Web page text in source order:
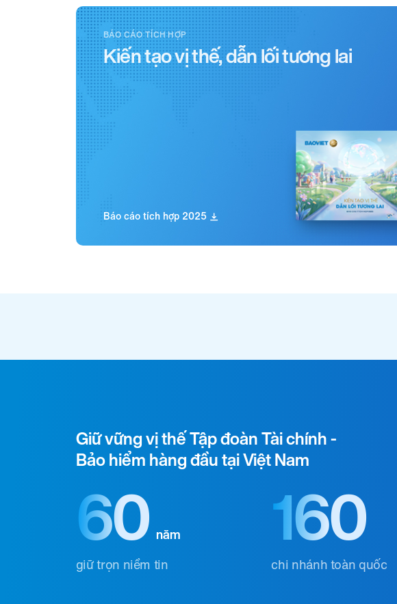
BÁO CÁO TÍCH HỢP
Kiến tạo vị thế, dẫn lối tương lai
Báo cáo tích hợp 2025
Giữ vững vị thế Tập đoàn Tài chính -
Bảo hiểm hàng đầu tại Việt Nam
60 năm
giữ trọn niềm tin
160
chi nhánh toàn quốc